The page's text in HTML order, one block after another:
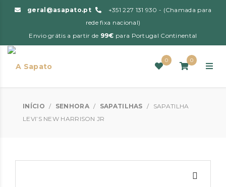
geral@asapato.pt
+351 227 131 930 - (Chamada para
rede fixa nacional)
Envio grátis a partir de 99€ para Portugal Continental
0 0
INÍCIO / SENHORA / SAPATILHAS /
SAPATILHA
LEVI’S NEW HARRISON JR